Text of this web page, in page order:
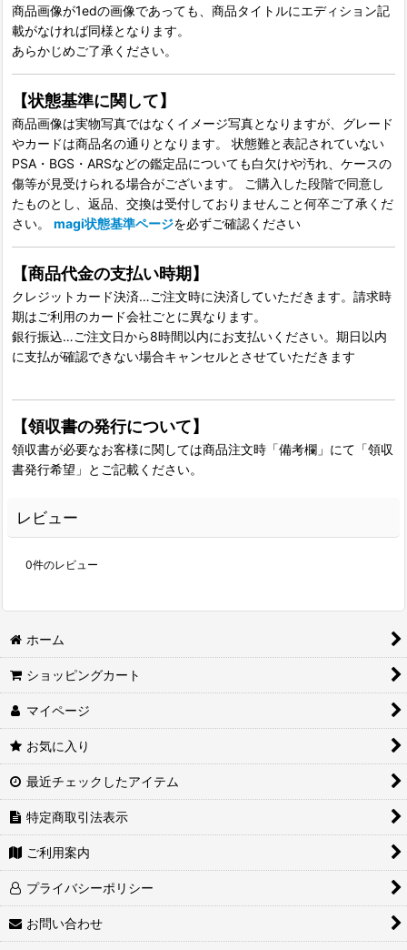
商品画像が1edの画像であっても、商品タイトルにエディション記
載がなければ同様となります。
あらかじめご了承ください。
【状態基準に関して】
商品画像は実物写真ではなくイメージ写真となりますが、グレード
やカードは商品名の通りとなります。 状態難と表記されていない
PSA・BGS・ARSなどの鑑定品についても白欠けや汚れ、ケースの
傷等が見受けられる場合がございます。 ご購入した段階で同意し
たものとし、返品、交換は受付しておりませんこと何卒ご了承くだ
さい。 magi状態基準ページを必ずご確認ください
【商品代金の支払い時期】
クレジットカード決済…ご注文時に決済していただきます。請求時
期はご利用のカード会社ごとに異なります。
銀行振込…ご注文日から8時間以内にお支払いください。期日以内
に支払が確認できない場合キャンセルとさせていただきます
【領収書の発行について】
領収書が必要なお客様に関しては商品注文時「備考欄」にて「領収
書発行希望」とご記載ください。
レビュー
0件のレビュー
ホーム
ショッピングカート
マイページ
お気に入り
最近チェックしたアイテム
特定商取引法表示
ご利用案内
プライバシーポリシー
お問い合わせ